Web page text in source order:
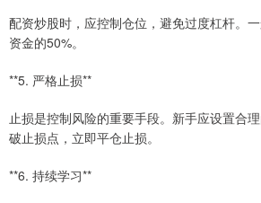
配资炒股时，应控制仓位，避免过度杠杆。
资金的50%。
**5. 严格止损**
止损是控制风险的重要手段。新手应设置合
破止损点，立即平仓止损。
**6. 持续学习**